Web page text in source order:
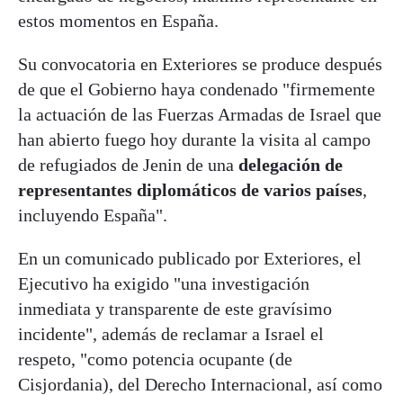
estos momentos en España.
Su convocatoria en Exteriores se produce después
de que el Gobierno haya condenado "firmemente
la actuación de las Fuerzas Armadas de Israel que
han abierto fuego hoy durante la visita al campo
de refugiados de Jenin de una delegación de
representantes diplomáticos de varios países,
incluyendo España".
En un comunicado publicado por Exteriores, el
Ejecutivo ha exigido "una investigación
inmediata y transparente de este gravísimo
incidente", además de reclamar a Israel el
respeto, "como potencia ocupante (de
Cisjordania), del Derecho Internacional, así como